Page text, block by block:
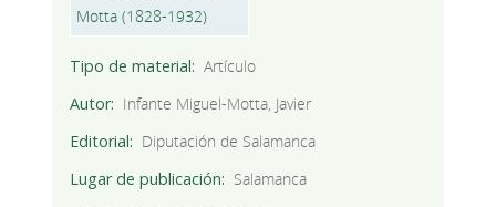
Tipo de material
Artículo
Autor
Infante Miguel-Motta, Javier
Editorial
Diputación de Salamanca
Lugar de publicación
Salamanca